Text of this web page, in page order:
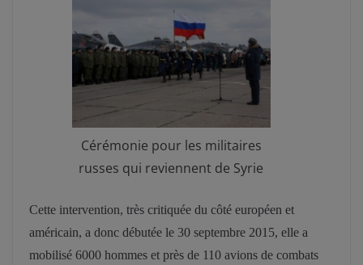
Cérémonie pour les militaires
russes qui reviennent de Syrie
Cette intervention, très critiquée du côté européen et
américain, a donc débutée le 30 septembre 2015, elle a
mobilisé 6000 hommes et près de 110 avions de combats